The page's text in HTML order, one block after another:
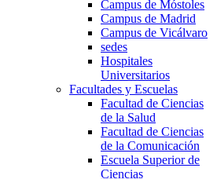
Campus de Móstoles
Campus de Madrid
Campus de Vicálvaro
sedes
Hospitales
Universitarios
Facultades y Escuelas
Facultad de Ciencias
de la Salud
Facultad de Ciencias
de la Comunicación
Escuela Superior de
Ciencias